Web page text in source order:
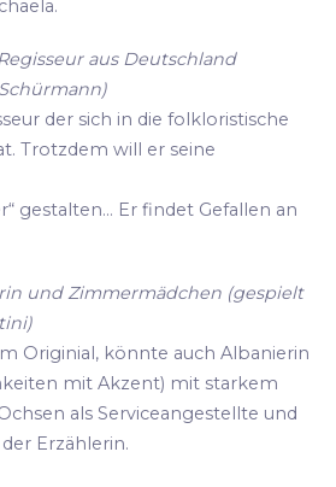
aus Deutschland
der sich in die folkloristische
Trotzdem will er seine
gestalten... Er findet Gefallen an
und Zimmermädchen (gespielt
Originial, könnte auch Albanierin
mit Akzent) mit starkem
als Serviceangestellte und
Erzählerin.